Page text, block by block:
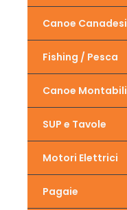
Canoe Canadesi
Fishing / Pesca
Canoe Montabili
SUP e Tavole
Motori Elettrici
Pagaie